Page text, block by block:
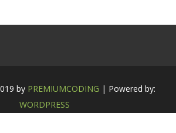
by PREMIUMCODING | Powered by:
WORDPRESS